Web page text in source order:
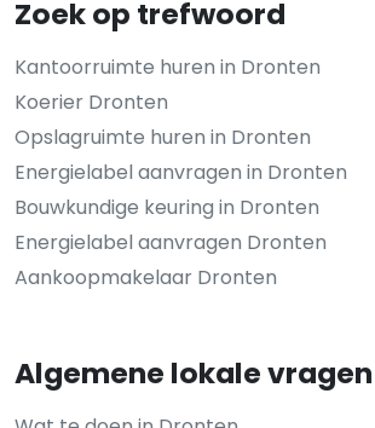
Zoek op trefwoord
Kantoorruimte huren in Dronten
Koerier Dronten
Opslagruimte huren in Dronten
Energielabel aanvragen in Dronten
Bouwkundige keuring in Dronten
Energielabel aanvragen Dronten
Aankoopmakelaar Dronten
Algemene lokale vragen